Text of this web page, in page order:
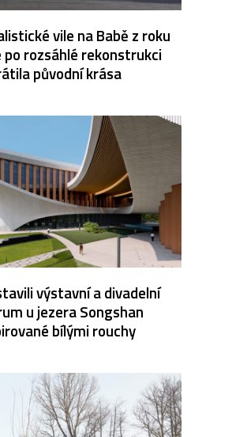
vile na Babě z roku
po rozsáhlé rekonstrukci
původní krása
výstavní a divadelní
u jezera Songshan
bílými rouchy